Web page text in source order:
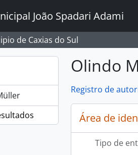
João Spadari Adami
de Caxias do Sul
Olindo
Registro de
Área de
Tipo de